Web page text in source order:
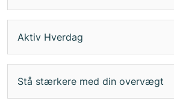
Aktiv Hverdag
Stå stærkere med din overvægt